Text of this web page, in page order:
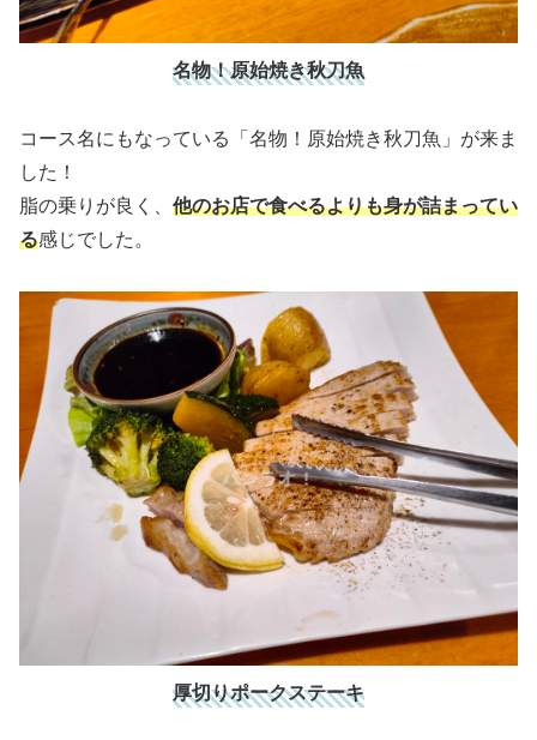
名物！原始焼き秋刀魚
コース名にもなっている「名物！原始焼き秋刀魚」が来ま
した！
脂の乗りが良く、 他のお店で食べるよりも身が詰まってい
る感じでした。
厚切りポークステーキ